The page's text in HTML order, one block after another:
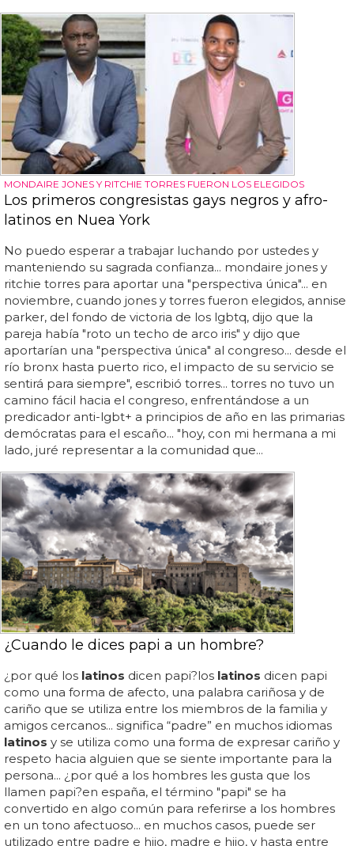
MONDAIRE JONES Y RITCHIE TORRES FUERON LOS ELEGIDOS
Los primeros congresistas gays negros y afro-
latinos en Nuea York
No puedo esperar a trabajar luchando por ustedes y
manteniendo su sagrada confianza... mondaire jones y
ritchie torres para aportar una "perspectiva única"... en
noviembre, cuando jones y torres fueron elegidos, annise
parker, del fondo de victoria de los lgbtq, dijo que la
pareja había "roto un techo de arco iris" y dijo que
aportarían una "perspectiva única" al congreso... desde el
río bronx hasta puerto rico, el impacto de su servicio se
sentirá para siempre", escribió torres... torres no tuvo un
camino fácil hacia el congreso, enfrentándose a un
predicador anti-lgbt+ a principios de año en las primarias
demócratas para el escaño... "hoy, con mi hermana a mi
lado, juré representar a la comunidad que...
¿Cuando le dices papi a un hombre?
¿por qué los latinos dicen papi?los latinos dicen papi
como una forma de afecto, una palabra cariñosa y de
cariño que se utiliza entre los miembros de la familia y
amigos cercanos... significa “padre” en muchos idiomas
latinos y se utiliza como una forma de expresar cariño y
respeto hacia alguien que se siente importante para la
persona... ¿por qué a los hombres les gusta que los
llamen papi?en españa, el término "papi" se ha
convertido en algo común para referirse a los hombres
en un tono afectuoso... en muchos casos, puede ser
utilizado entre padre e hijo, madre e hijo, y hasta entre